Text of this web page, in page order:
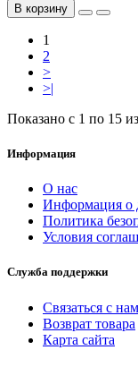
В корзину
1
2
>
>|
Показано с 1 по 15
Информация
О нас
Информация о
Политика
Условия
Служба поддержки
Связаться с
Возврат товара
Карта сайта